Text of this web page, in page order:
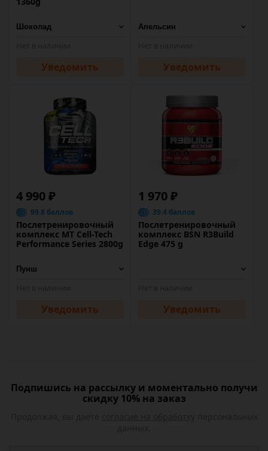
Уведомить Уведомить
4 990 ₽
99.8 баллов
Послетренировочный
комплекс MT Cell-Tech
Performance Series 2800g
Уведомить
1 970 ₽
39.4 баллов
Послетренировочный
комплекс BSN R3Build
Edge 475 g
Уведомить
Подпишись на рассылку и моментально получи
скидку 10% на заказ